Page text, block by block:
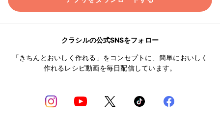
クラシルの公式SNSをフォロー
「きちんとおいしく作れる」をコンセプトに、簡単においしく
作れるレシピ動画を毎日配信しています。